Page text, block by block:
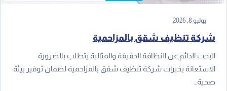
يوليو 8, 2026
شركة تنظيف شقق بالمزاحمية
البحث الدائم عن النظافة الدقيقة والمثالية يتطلب بالضرورة
الاستعانة بخبرات شركة تنظيف شقق بالمزاحمية لضمان توفير بيئة
صحية…